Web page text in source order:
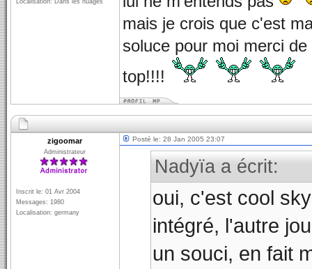
Localisation: Dans les nuages
mais je crois que c'est
soluce pour moi merci
top!!!!
zigoomar
Administrateur
Inscrit le: 01 Avr 2004
Messages: 1980
Localisation: germany
Posté le: 28 Jan 2005 23:07
Nadyïa a écrit:
oui, c'est cool
intégré, l'autre
un souci, en fait